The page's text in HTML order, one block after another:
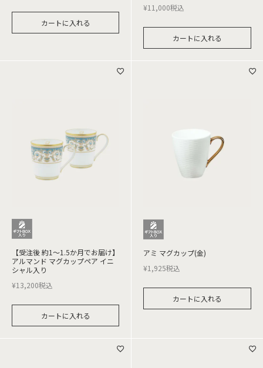
カートに入れる
¥11,000税込
カートに入れる
【受注後 約1～1.5か月でお届け】
アルマンド マグカップペア イニ
シャル入り
¥13,200税込
カートに入れる
アミ マグカップ(金)
¥1,925税込
カートに入れる